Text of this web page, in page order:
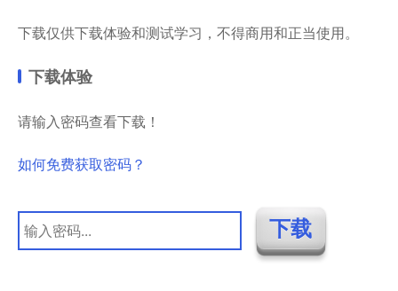
下载仅供下载体验和测试学习，不得商用和正当使用。
下载体验
请输入密码查看下载！
如何免费获取密码？